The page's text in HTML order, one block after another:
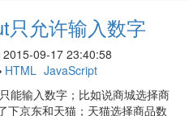
只允许输入数字
2015-09-17 23:40:58
HTML JavaScript
能输入数字；比如说商城选择商
下京东和天猫；天猫选择商品数